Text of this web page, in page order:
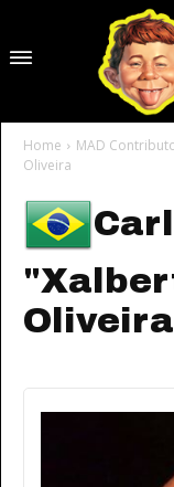
Home MAD
Oliveira
Oliveira